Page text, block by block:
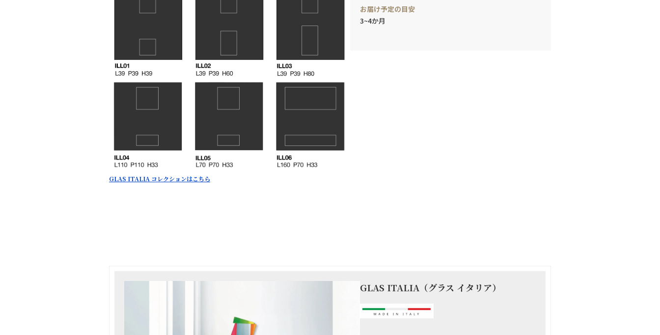
GLAS ITALIA コレクションはこちら
お届け予定の目安
3~4か月
GLAS ITALIA（グラス イタリア）